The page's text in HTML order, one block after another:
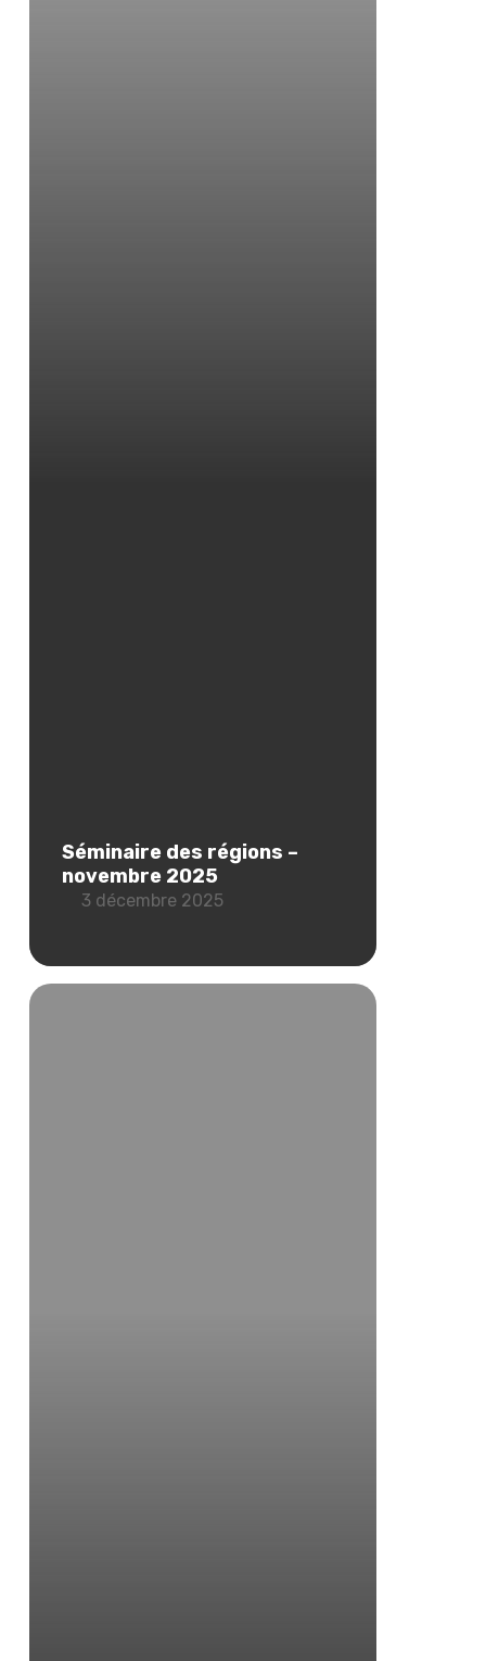
Séminaire des régions –
novembre 2025
3 décembre 2025